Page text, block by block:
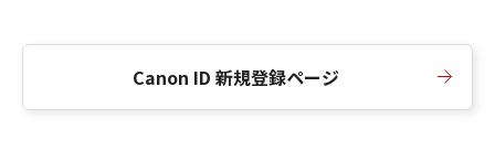
Canon ID 新規登録ページ